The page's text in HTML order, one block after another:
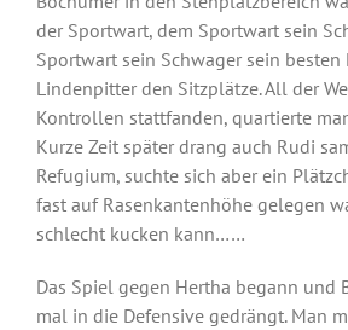
der Sportwart, dem Sportwart sein
Sportwart sein Schwager sein besten
Lindenpitter den Sitzplätze. All der
Kontrollen stattfanden, quartierte
Kurze Zeit später drang auch Rudi
Refugium, suchte sich aber ein
fast auf Rasenkantenhöhe gelegen
schlecht kucken kann……
Das Spiel gegen Hertha begann und
mal in die Defensive gedrängt. Man